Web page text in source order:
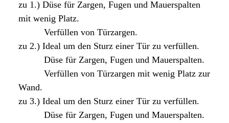
zu 1.) Düse für Zargen, Fugen und Mauerspalten
mit wenig Platz.
Verfüllen von Türzargen.
zu 2.) Ideal um den Sturz einer Tür zu verfüllen.
Düse für Zargen, Fugen und Mauerspalten.
Verfüllen von Türzargen mit wenig Platz zur
Wand.
zu 3.) Ideal um den Sturz einer Tür zu verfüllen.
Düse für Zargen, Fugen und Mauerspalten.